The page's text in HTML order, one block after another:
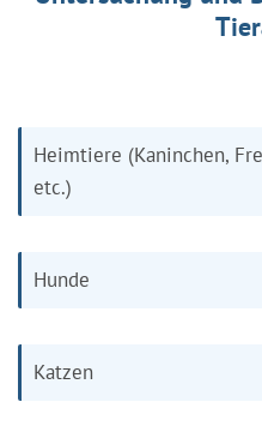
Heimtiere (Kaninchen,
etc.)
Hunde
Katzen